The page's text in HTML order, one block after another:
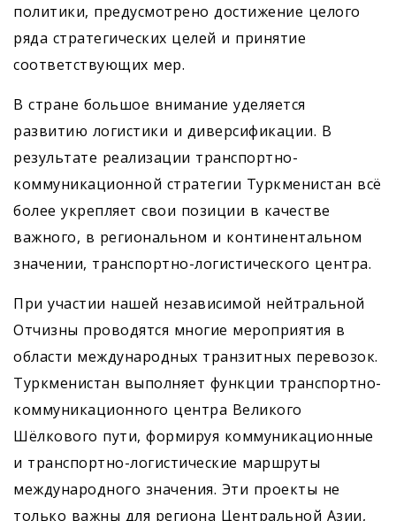
политики, предусмотрено достижение целого
ряда стратегических целей и принятие
соответствующих мер.
В стране большое внимание уделяется
развитию логистики и диверсификации. В
результате реализации транспортно-
коммуникационной стратегии Туркменистан всё
более укрепляет свои позиции в качестве
важного, в региональном и континентальном
значении, транспортно-логистического центра.
При участии нашей независимой нейтральной
Отчизны проводятся многие мероприятия в
области международных транзитных перевозок.
Туркменистан выполняет функции транспортно-
коммуникационного центра Великого
Шёлкового пути, формируя коммуникационные
и транспортно-логистические маршруты
международного значения. Эти проекты не
только важны для региона Центральной Азии,